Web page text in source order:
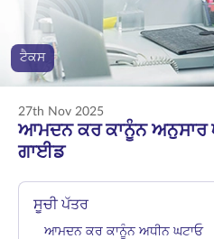
ENGLISH
ਆਨਲਾਈਨ ਖਰੀਦੋ
ਟੈਕਸ
27th Nov 2025
ਆਮਦਨ ਕਰ ਕਾਨੂੰਨ
ਗਾਈਡ
ਸੂਚੀ ਪੱਤਰ
ਆਮਦਨ ਕਰ ਕਾਨੂੰਨ ਅਧੀਨ ਘਟਾਓ